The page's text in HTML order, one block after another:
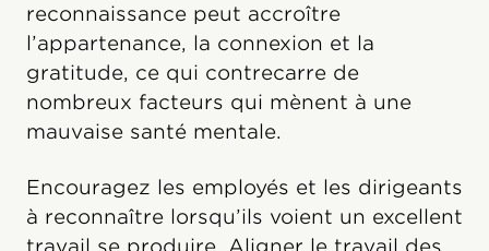
reconnaissance peut accroître
l’appartenance, la connexion et la
gratitude, ce qui contrecarre de
nombreux facteurs qui mènent à une
mauvaise santé mentale.
Encouragez les employés et les dirigeants
à reconnaître lorsqu’ils voient un excellent
travail se produire. Aligner le travail des